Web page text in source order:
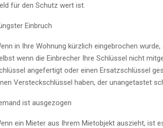
für den Schutz wert ist.
Einbruch
in Ihre Wohnung kürzlich eingebrochen
wenn die Einbrecher Ihre Schlüssel nicht
angefertigt oder einen Ersatzschlüssel
Versteckschlüssel haben, der unangetastet
ist ausgezogen
ein Mieter aus Ihrem Mietobjekt auszieht, ist